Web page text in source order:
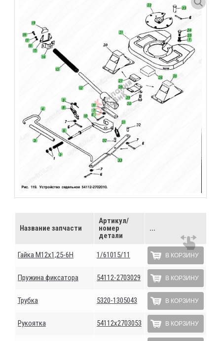
Название запчасти
Артикул/
номер
детали
...
Гайка М12х1,25-6Н 1/61015/11 В КОРЗИНУ
Пружина фиксатора 54112-2703029 В КОРЗИНУ
Трубка 5320-1305043 В КОРЗИНУ
Рукоятка 54112х2703053 В КОРЗИНУ